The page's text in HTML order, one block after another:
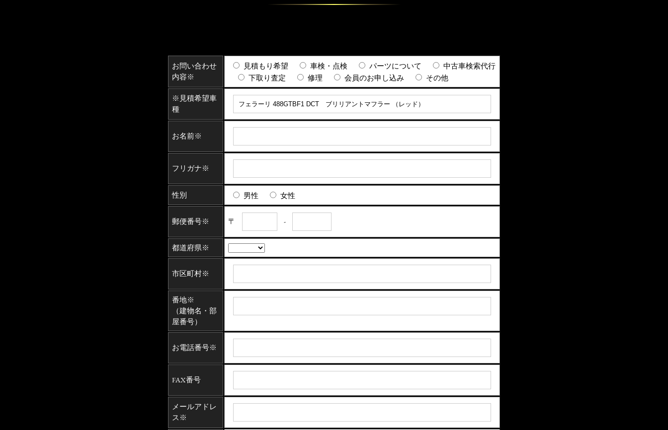
お問い合わせ
内容※
見積もり希望 車検・点検 パーツについて
中古車検索代行
下取り査定
修理 会員のお申し込み その他
※見積希望車
種
お名前※
フリガナ※
性別 男性 女性
郵便番号※ 〒 -
都道府県※
市区町村※
番地※
（建物名・部
屋番号）
お電話番号※
FAX番号
メールアドレ
ス※